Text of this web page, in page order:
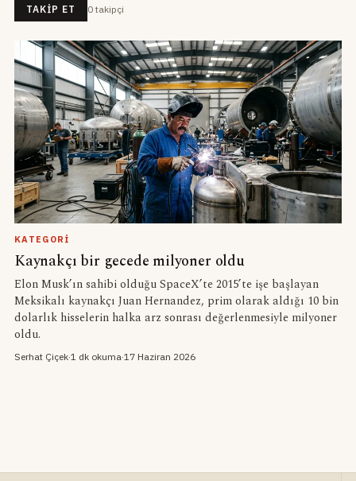
TAKIP ET 0takipçi
KATEGORI
Kaynakçı bir gecede milyoner oldu
Elon Musk’ın sahibi olduğu SpaceX’te 2015’te işe başlayan
Meksikalı kaynakçı Juan Hernandez, prim olarak aldığı 10 bin
dolarlık hisselerin halka arz sonrası değerlenmesiyle milyoner
oldu.
Serhat Çiçek·1 dk okuma·17 Haziran 2026